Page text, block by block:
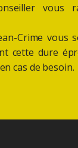
vous
Crime vous
cette dure
cas de besoin.